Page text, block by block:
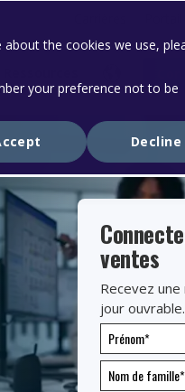
the cookies we use,
your preference not to be
Decline
ventes
Recevez
jour ouvrable.